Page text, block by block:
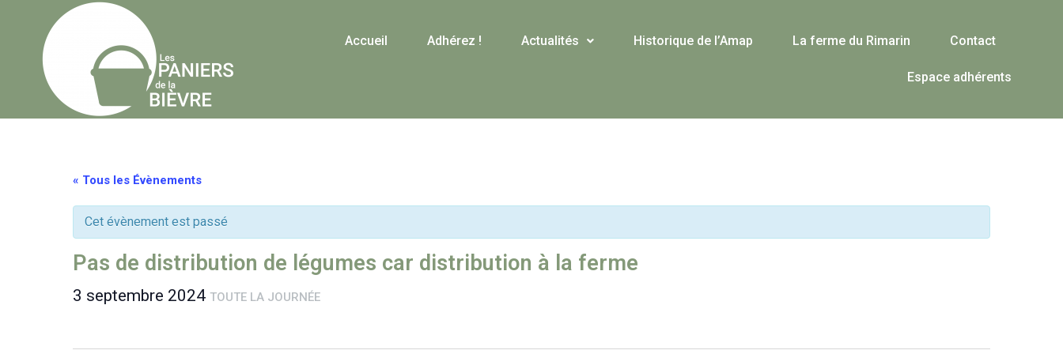
Accueil Adhérez ! Actualités Historique de l’Amap La ferme du Rimarin Contact
Espace adhérents
« Tous les Évènements
Cet évènement est passé
Pas de distribution de légumes car distribution à la ferme
3 septembre 2024 TOUTE LA JOURNÉE